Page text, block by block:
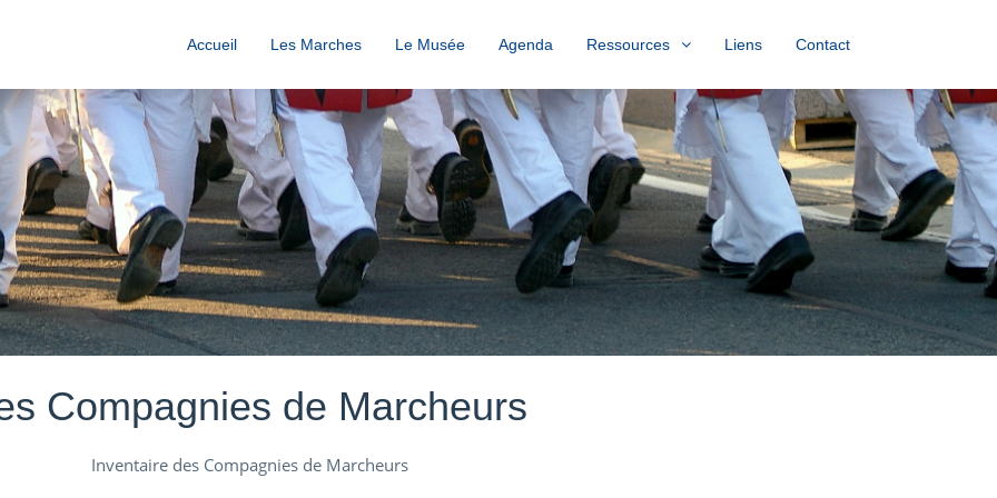
Accueil Les Marches Le Musée Agenda Ressources Liens Contact
Compagnies de Marcheurs
Inventaire des Compagnies de Marcheurs